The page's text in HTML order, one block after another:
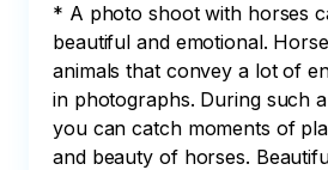
* A photo shoot with horses
beautiful and emotional.
animals that convey a lot of
in photographs. During such
you can catch moments of
and beauty of horses.